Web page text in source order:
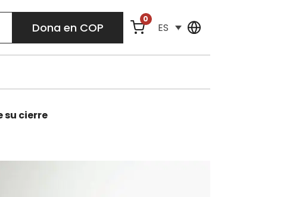
Dona en COP
0
ES
su cierre